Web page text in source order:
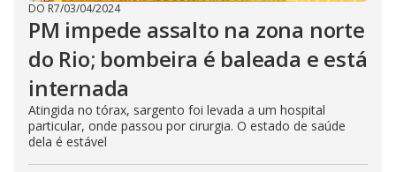
DO R7/03/04/2024
PM impede assalto na zona norte
do Rio; bombeira é baleada e está
internada
Atingida no tórax, sargento foi levada a um hospital
particular, onde passou por cirurgia. O estado de saúde
dela é estável